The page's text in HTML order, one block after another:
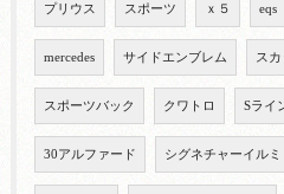
プリウス スポーツ ｘ５ eqs
mercedes サイドエンブレム スカ
スポーツバック クワトロ Sライ
30アルファード シグネチャーイルミ